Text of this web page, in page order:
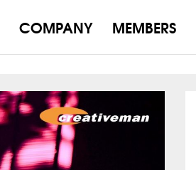
COMPANY MEMBERS